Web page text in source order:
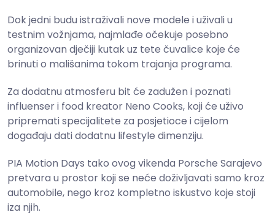
Dok jedni budu istraživali nove modele i uživali u
testnim vožnjama, najmlađe očekuje posebno
organizovan dječiji kutak uz tete čuvalice koje će
brinuti o mališanima tokom trajanja programa.
Za dodatnu atmosferu bit će zadužen i poznati
influenser i food kreator Neno Cooks, koji će uživo
pripremati specijalitete za posjetioce i cijelom
događaju dati dodatnu lifestyle dimenziju.
PIA Motion Days tako ovog vikenda Porsche Sarajevo
pretvara u prostor koji se neće doživljavati samo kroz
automobile, nego kroz kompletno iskustvo koje stoji
iza njih.